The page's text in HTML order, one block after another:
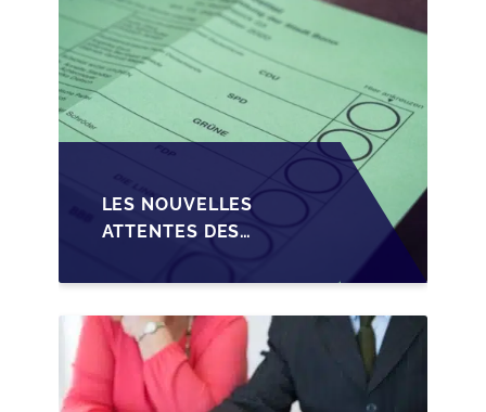
LES NOUVELLES
ATTENTES DES
TRANSMISSION DES
PME BELGES